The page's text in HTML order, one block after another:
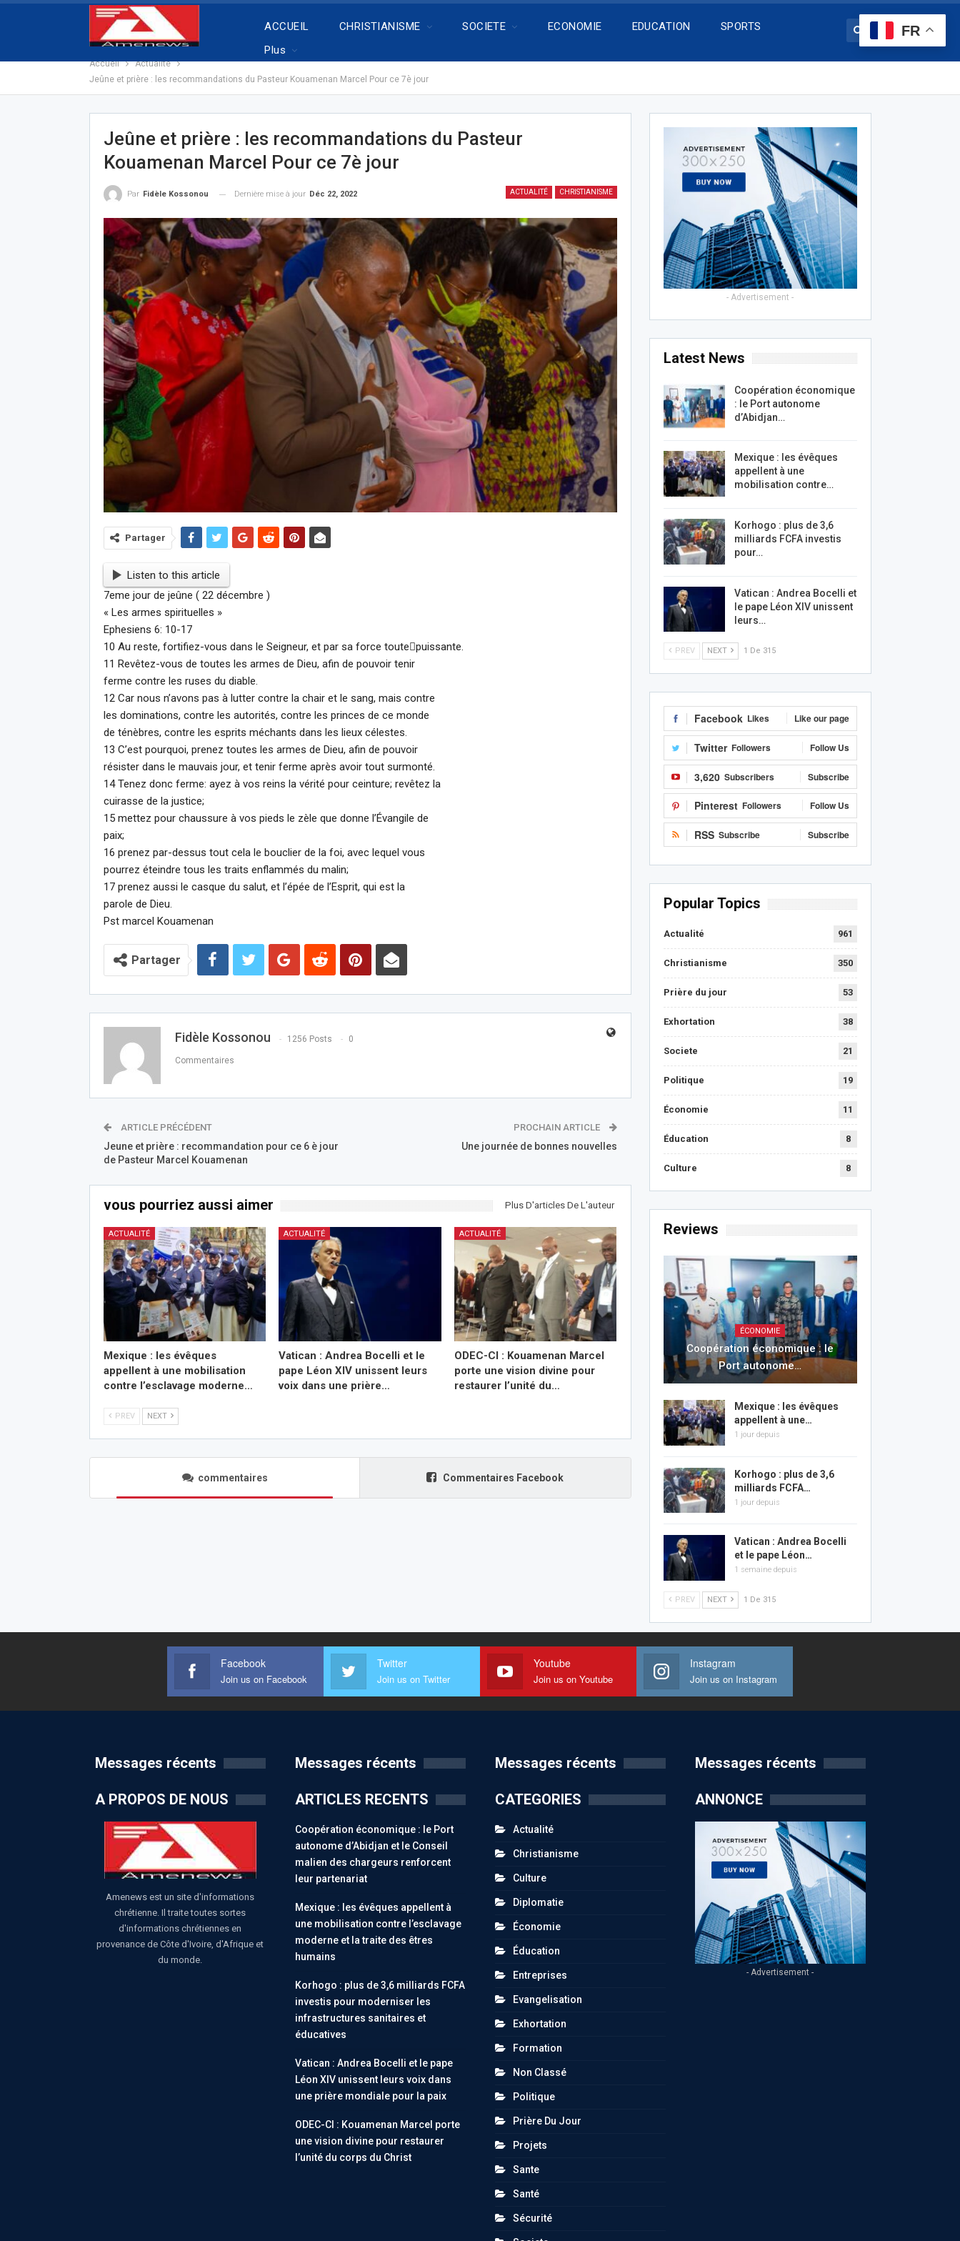
ACCUEIL CHRISTIANISME SOCIETE ECONOMIE EDUCATION
SPORTS
Plus
Accueil
Actualité
Jeûne et prière : les recommandations du Pasteur Kouamenan Marcel Pour ce 7è jour
Jeûne et prière : les recommandations du Pasteur
Kouamenan Marcel Pour ce 7è jour
ACTUALITÉ CHRISTIANISME
Par Fidèle Kossonou Dernière mise à jour Déc 22, 2022
Partager
Listen to this article
7eme jour de jeûne ( 22 décembre )
« Les armes spirituelles »
Ephesiens 6: 10-17
10 Au reste, fortifiez-vous dans le Seigneur, et par sa force toute￾puissante.
11 Revêtez-vous de toutes les armes de Dieu, afin de pouvoir tenir
ferme contre les ruses du diable.
12 Car nous n’avons pas à lutter contre la chair et le sang, mais contre
les dominations, contre les autorités, contre les princes de ce monde
de ténèbres, contre les esprits méchants dans les lieux célestes.
13 C’est pourquoi, prenez toutes les armes de Dieu, afin de pouvoir
résister dans le mauvais jour, et tenir ferme après avoir tout surmonté.
14 Tenez donc ferme: ayez à vos reins la vérité pour ceinture; revêtez la
cuirasse de la justice;
15 mettez pour chaussure à vos pieds le zèle que donne l’Évangile de
paix;
16 prenez par-dessus tout cela le bouclier de la foi, avec lequel vous
pourrez éteindre tous les traits enflammés du malin;
17 prenez aussi le casque du salut, et l’épée de l’Esprit, qui est la
parole de Dieu.
Pst marcel Kouamenan
Partager
Fidèle Kossonou 1256 Posts 0
Commentaires
ARTICLE PRÉCÉDENT
Jeune et prière : recommandation pour ce 6 è jour
de Pasteur Marcel Kouamenan
PROCHAIN ARTICLE
Une journée de bonnes nouvelles
vous pourriez aussi aimer Plus D'articles De L'auteur
ACTUALITÉ
Mexique : les évêques
appellent à une mobilisation
contre l’esclavage moderne…
ACTUALITÉ
Vatican : Andrea Bocelli et le
pape Léon XIV unissent leurs
voix dans une prière…
ACTUALITÉ
ODEC-CI : Kouamenan Marcel
porte une vision divine pour
restaurer l’unité du…
PREV NEXT
commentaires Commentaires Facebook
- Advertisement -
Latest News
Coopération économique
: le Port autonome
d’Abidjan…
Mexique : les évêques
appellent à une
mobilisation contre…
Korhogo : plus de 3,6
milliards FCFA investis
pour…
Vatican : Andrea Bocelli et
le pape Léon XIV unissent
leurs…
PREV NEXT 1 De 315
Facebook Likes Like our page
Twitter Followers Follow Us
3,620 Subscribers Subscribe
Pinterest Followers Follow Us
RSS Subscribe Subscribe
Popular Topics
Actualité 961
Christianisme 350
Prière du jour 53
Exhortation 38
Societe 21
Politique 19
Économie 11
Éducation 8
Culture 8
Reviews
ÉCONOMIE
Coopération économique : le
Port autonome…
Mexique : les évêques
appellent à une…
1 jour depuis
Korhogo : plus de 3,6
milliards FCFA…
1 jour depuis
Vatican : Andrea Bocelli
et le pape Léon…
1 semaine depuis
PREV NEXT 1 De 315
Facebook
Join us on Facebook
Twitter
Join us on Twitter
Youtube
Join us on Youtube
Instagram
Join us on Instagram
Messages récents
A PROPOS DE NOUS
Amenews est un site d'informations
chrétienne. Il traite toutes sortes
d'informations chrétiennes en
provenance de Côte d'Ivoire, d'Afrique et
du monde.
Messages récents
ARTICLES RECENTS
Coopération économique : le Port
autonome d’Abidjan et le Conseil
malien des chargeurs renforcent
leur partenariat
Mexique : les évêques appellent à
une mobilisation contre l’esclavage
moderne et la traite des êtres
humains
Korhogo : plus de 3,6 milliards FCFA
investis pour moderniser les
infrastructures sanitaires et
éducatives
Vatican : Andrea Bocelli et le pape
Léon XIV unissent leurs voix dans
une prière mondiale pour la paix
ODEC-CI : Kouamenan Marcel porte
une vision divine pour restaurer
l’unité du corps du Christ
Messages récents
CATEGORIES
Actualité
Christianisme
Culture
Diplomatie
Économie
Éducation
Entreprises
Evangelisation
Exhortation
Formation
Non Classé
Politique
Prière Du Jour
Projets
Sante
Santé
Sécurité
Messages récents
ANNONCE
- Advertisement -
FR